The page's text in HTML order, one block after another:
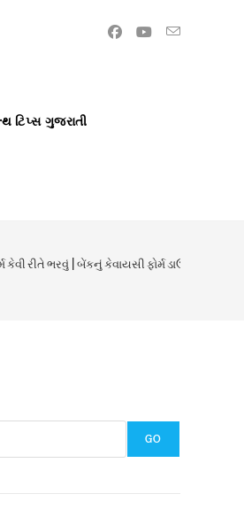
ટિપ્સ ગુજરાતી
કેવી રીતે ભરવું | બેંકનું કેવાયસી ફોર્મ ડાઉનલોડ કરો
GO